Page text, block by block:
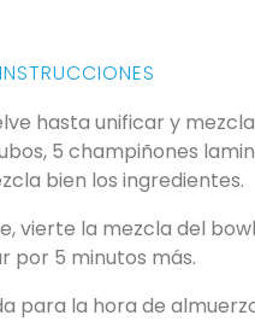
INSTRUCCIONES
hasta unificar y
5 champiñones
bien los ingredientes.
vierte la mezcla del
por 5 minutos más.
para la hora de